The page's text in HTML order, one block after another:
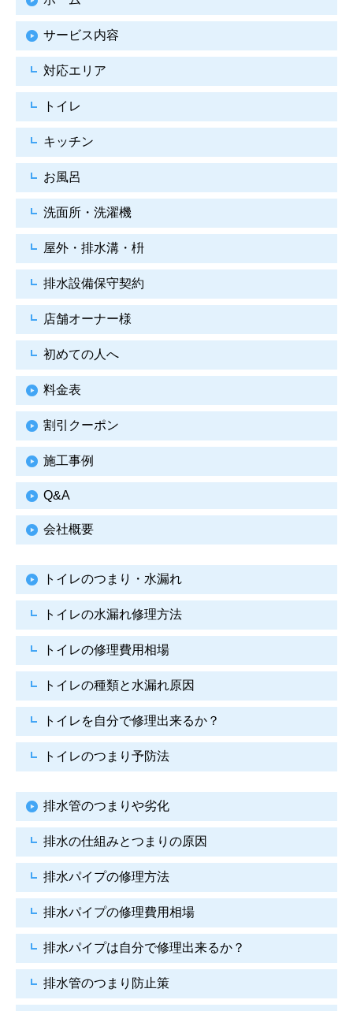
サービス内容
対応エリア
トイレ
キッチン
お風呂
洗面所・洗濯機
屋外・排水溝・枡
排水設備保守契約
店舗オーナー様
初めての人へ
料金表
割引クーポン
施工事例
Q&A
会社概要
トイレのつまり・水漏れ
トイレの水漏れ修理方法
トイレの修理費用相場
トイレの種類と水漏れ原因
トイレを自分で修理出来るか？
トイレのつまり予防法
排水管のつまりや劣化
排水の仕組みとつまりの原因
排水パイプの修理方法
排水パイプの修理費用相場
排水パイプは自分で修理出来るか？
排水管のつまり防止策